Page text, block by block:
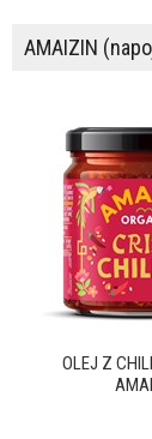
AMAIZIN
OLEJ Z